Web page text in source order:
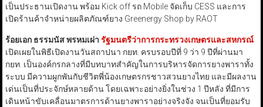
เป็นประธานเปิดงาน พร้อม Kick off รถ Mobile จัดเก็บ CESS และการ
เปิดร้านค้าจำหน่ายผลิตภัณฑ์ยาง Greenergy Shop by RAOT
ร้อยเอก ธรรมนัส พรหมเผ่า รัฐมนตรีว่าการกระทรวงเกษตรและสหกรณ์
เปิดเผยในพิธีเปิดงานวันสถาปนา กยท. ครบรอบปีที่ 9 ว่า 9 ปีที่ผ่านมา
กยท. เป็นองค์กรกลางที่มีบทบาทสำคัญในการบริหารจัดการยางพาราทั้ง
ระบบ มีความผูกพันกับชีวิตพี่น้องเกษตรกรชาวสวนยางไทย และมีผลงาน
เด่นเป็นที่ประจักษ์หลายด้าน โดยเฉพาะอย่างยิ่งในช่วง 1 ปีหลัง ที่มีการ
เดินหน้าขับเคลื่อนมาตรการด้านยางพาราอย่างจริงจัง จนเป็นที่ยอมรับ